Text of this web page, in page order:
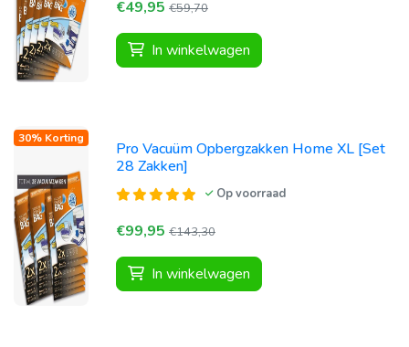
€49,95 €59,70
In winkelwagen
30% Korting
Pro Vacuüm Opbergzakken Home XL [Set
28 Zakken]
Op voorraad
€99,95 €143,30
In winkelwagen